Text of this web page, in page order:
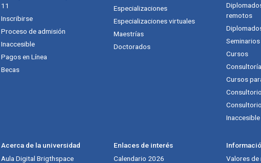
11
Inscribirse
Proceso de admisión
Inaccesible
Pagos en Línea
Becas
Especializaciones
Especializaciones virtuales
Maestrías
Doctorados
remotos
Seminarios
Cursos
Consultoría
Cursos
Inaccesible
Acerca de la universidad
Aula Digital Brigthspace
Enlaces de interés
Calendario 2026
Valores